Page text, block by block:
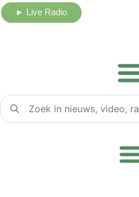
Ga
naar
► Live Radio